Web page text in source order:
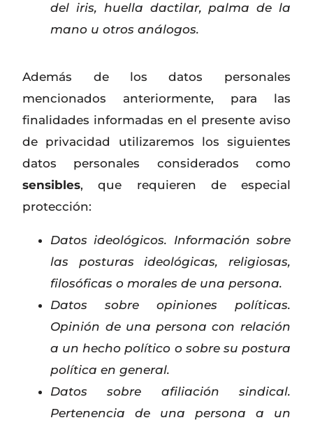
del iris, huella dactilar, palma de la
mano u otros análogos.
Además de los datos personales
mencionados anteriormente, para las
finalidades informadas en el presente aviso
de privacidad utilizaremos los siguientes
datos personales considerados como
sensibles, que requieren de especial
protección:
Datos ideológicos. Información sobre
las posturas ideológicas, religiosas,
filosóficas o morales de una persona.
Datos sobre opiniones políticas.
Opinión de una persona con relación
a un hecho político o sobre su postura
política en general.
Datos sobre afiliación sindical.
Pertenencia de una persona a un